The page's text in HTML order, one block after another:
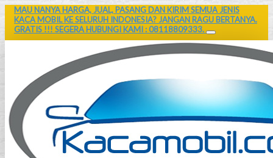
MAU NANYA HARGA, JUAL, PASANG DAN KIRIM SEMUA JENIS
KACA MOBIL KE SELURUH INDONESIA? JANGAN RAGU BERTANYA.
GRATIS !!! SEGERA HUBUNGI KAMI : 08118809333.